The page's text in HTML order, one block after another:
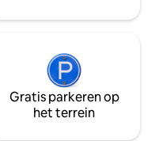
Gratis parkeren op
het terrein